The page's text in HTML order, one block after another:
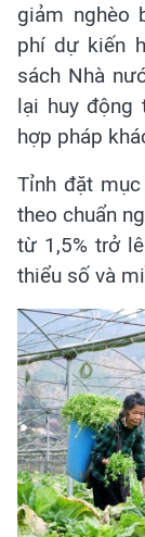
giảm nghèo
phí dự kiến
sách Nhà
lại huy động
hợp pháp
Tỉnh đặt
theo chuẩn
từ 1,5% trở
thiểu số và